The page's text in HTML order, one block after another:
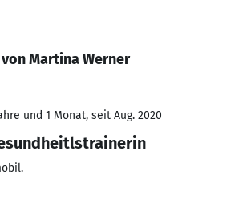
Martina Werner
und 1 Monat, seit Aug. 2020